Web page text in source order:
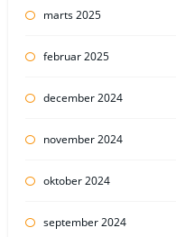
marts 2025
februar 2025
december 2024
november 2024
oktober 2024
september 2024